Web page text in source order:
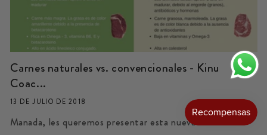
Carnes naturales vs. convencionales - Kinu
Coac...
13 DE JULIO DE 2018
Manada, les queremos presentar esta nueva sección de